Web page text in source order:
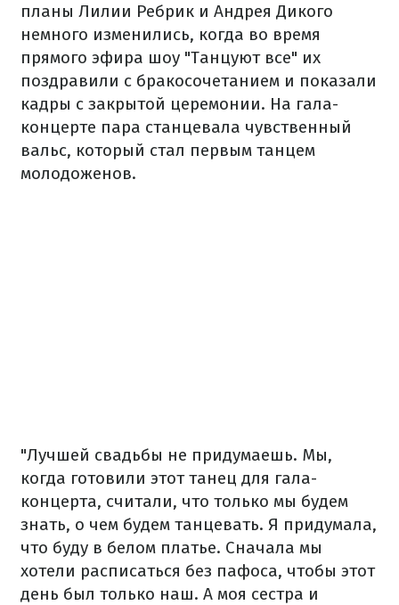
планы Лилии Ребрик и Андрея Дикого
немного изменились, когда во время
прямого эфира шоу "Танцуют все" их
поздравили с бракосочетанием и показали
кадры с закрытой церемонии. На гала-
концерте пара станцевала чувственный
вальс, который стал первым танцем
молодоженов.
"Лучшей свадьбы не придумаешь. Мы,
когда готовили этот танец для гала-
концерта, считали, что только мы будем
знать, о чем будем танцевать. Я придумала,
что буду в белом платье. Сначала мы
хотели расписаться без пафоса, чтобы этот
день был только наш. А моя сестра и